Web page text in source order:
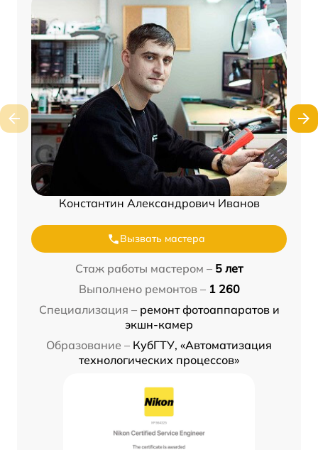
Константин Александрович Иванов
Вызвать мастера
Стаж работы мастером – 5 лет
Выполнено ремонтов – 1 260
Специализация – ремонт фотоаппаратов и
экшн-камер
Образование – КубГТУ, «Автоматизация
технологических процессов»